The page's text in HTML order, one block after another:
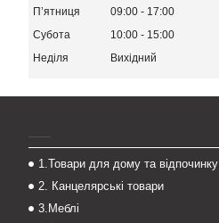
Пʼятниця
09:00
17:00
Субота
10:00
15:00
Неділя
Вихідний
1.Товари для дому та відпочинку
2. Канцелярські товари
3.Меблі